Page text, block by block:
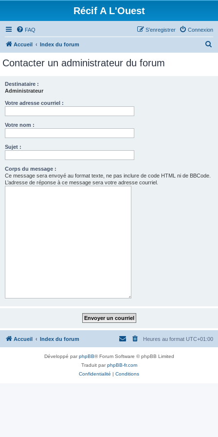
Récif A L'Ouest
FAQ Connexion
S’enregistrer
Accueil Index du forum
Contacter un administrateur du forum
Destinataire :
Administrateur
Votre adresse courriel :
Votre nom :
Sujet :
Corps du message :
Ce message sera envoyé au format texte, ne pas inclure de code HTML ni de BBCode.
L’adresse de réponse à ce message sera votre adresse courriel.
Accueil Index du forum Heures au format UTC+01:00
Développé parphpBB® Forum Software © phpBB Limited
Traduit parphpBB-fr.com
Confidentialité | Conditions